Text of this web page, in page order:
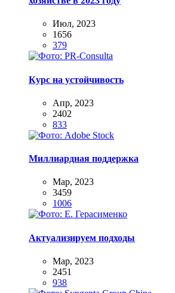
Июл, 2023
1656
379
Курс на устойчивость
Апр, 2023
2402
833
Миллиардная поддержка
Мар, 2023
3459
1006
Актуализируем подходы
Мар, 2023
2451
938